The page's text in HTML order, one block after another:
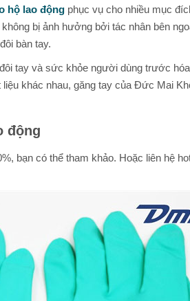
hộ lao động phục vụ cho nhiều mục
bị ảnh hưởng bởi tác nhân bên
bàn tay.
tay và sức khỏe người dùng trước
khác nhau, găng tay của Đức Mai
động
bạn có thể tham khảo. Hoặc liên hệ